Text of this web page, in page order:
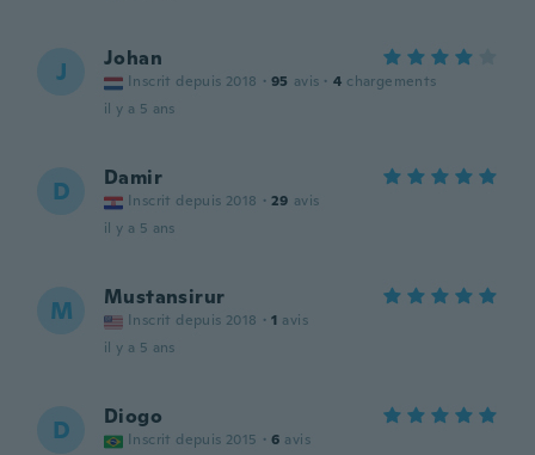
J Johan
Inscrit depuis 2018 · 95 avis · 4 chargements
il y a 5 ans
D Damir
Inscrit depuis 2018 · 29 avis
il y a 5 ans
M Mustansirur
Inscrit depuis 2018 · 1 avis
il y a 5 ans
D Diogo
Inscrit depuis 2015 · 6 avis